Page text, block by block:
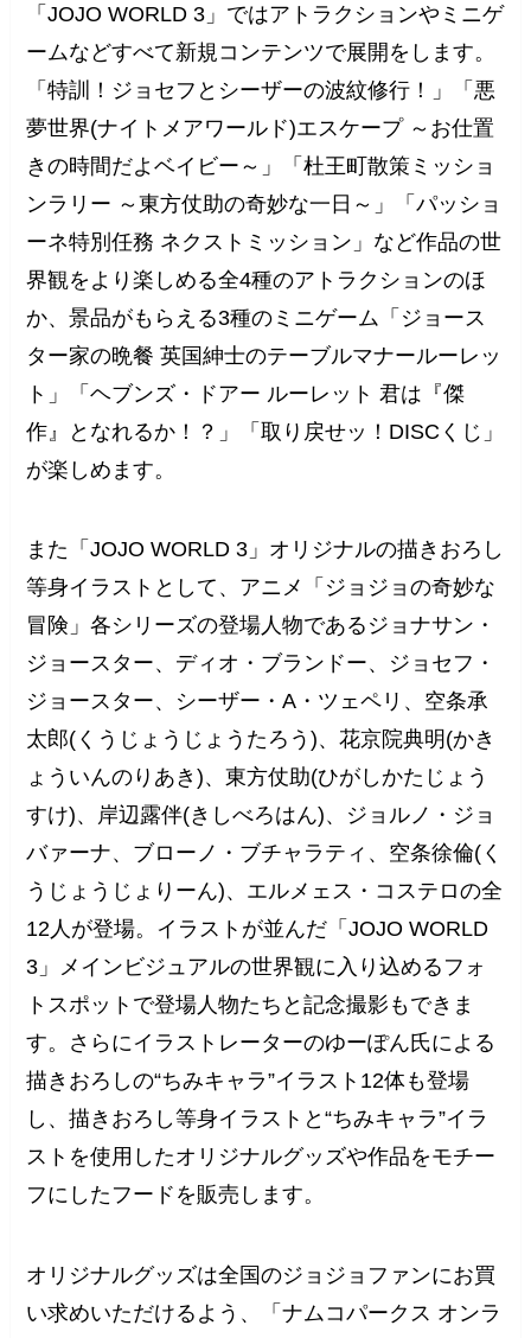
「JOJO WORLD 3」ではアトラクションやミニゲ
ームなどすべて新規コンテンツで展開をします。
「特訓！ジョセフとシーザーの波紋修行！」「悪
夢世界(ナイトメアワールド)エスケープ ～お仕置
きの時間だよベイビー～」「杜王町散策ミッショ
ンラリー ～東方仗助の奇妙な一日～」「パッショ
ーネ特別任務 ネクストミッション」など作品の世
界観をより楽しめる全4種のアトラクションのほ
か、景品がもらえる3種のミニゲーム「ジョース
ター家の晩餐 英国紳士のテーブルマナールーレッ
ト」「ヘブンズ・ドアー ルーレット 君は『傑
作』となれるか！？」「取り戻せッ！DISCくじ」
が楽しめます。
また「JOJO WORLD 3」オリジナルの描きおろし
等身イラストとして、アニメ「ジョジョの奇妙な
冒険」各シリーズの登場人物であるジョナサン・
ジョースター、ディオ・ブランドー、ジョセフ・
ジョースター、シーザー・A・ツェペリ、空条承
太郎(くうじょうじょうたろう)、花京院典明(かき
ょういんのりあき)、東方仗助(ひがしかたじょう
すけ)、岸辺露伴(きしべろはん)、ジョルノ・ジョ
バァーナ、ブローノ・ブチャラティ、空条徐倫(く
うじょうじょりーん)、エルメェス・コステロの全
12人が登場。イラストが並んだ「JOJO WORLD
3」メインビジュアルの世界観に入り込めるフォ
トスポットで登場人物たちと記念撮影もできま
す。さらにイラストレーターのゆーぽん氏による
描きおろしの“ちみキャラ”イラスト12体も登場
し、描きおろし等身イラストと“ちみキャラ”イラ
ストを使用したオリジナルグッズや作品をモチー
フにしたフードを販売します。
オリジナルグッズは全国のジョジョファンにお買
い求めいただけるよう、「ナムコパークス オンラ